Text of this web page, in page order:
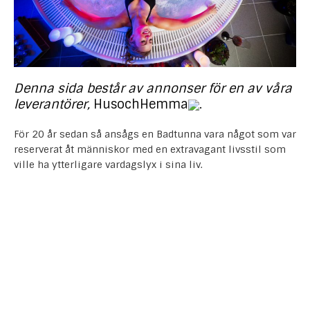
Denna sida består av annonser för en av våra
leverantörer, HusochHemma .
För 20 år sedan så ansågs en Badtunna vara något som var
reserverat åt människor med en extravagant livsstil som
ville ha ytterligare vardagslyx i sina liv.